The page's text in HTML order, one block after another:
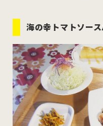
むつ市 十
八戸市
海の幸トマトソー